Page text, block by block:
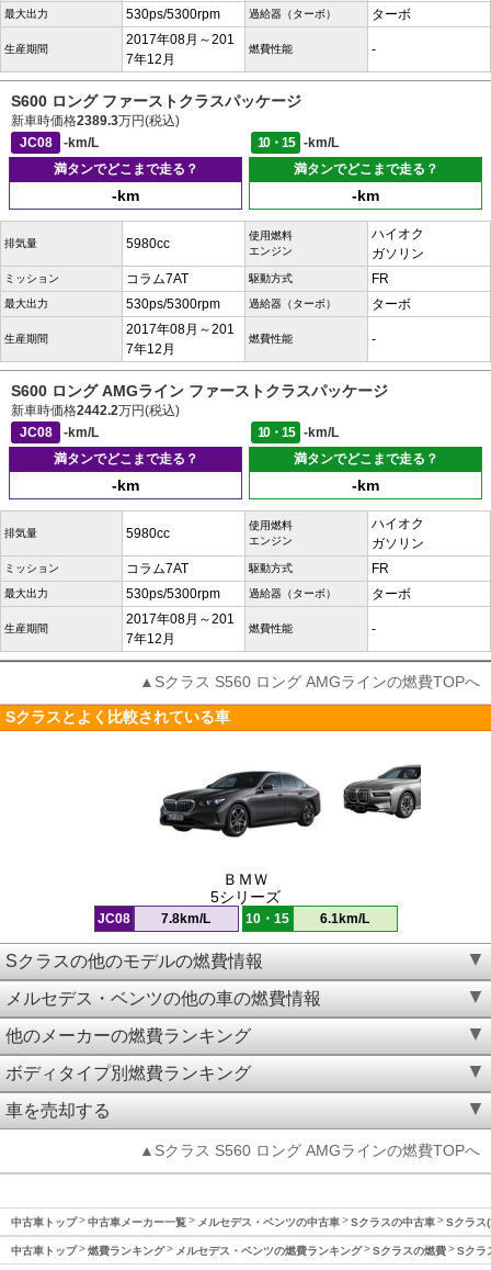
最大出力 530ps/5300rpm 過給器（ターボ） ターボ
生産期間
2017年08月～201
7年12月
燃費性能 -
S600 ロング ファーストクラスパッケージ
新車時価格2389.3万円(税込)
JC08
-km/L 10・15
-km/L
満タンでどこまで走る？
-km
満タンでどこまで走る？
-km
排気量 5980cc
使用燃料
エンジン
ハイオク
ガソリン
ミッション コラム7AT 駆動方式 FR
最大出力 530ps/5300rpm 過給器（ターボ） ターボ
生産期間
2017年08月～201
7年12月
燃費性能 -
S600 ロング AMGライン ファーストクラスパッケージ
新車時価格2442.2万円(税込)
JC08
-km/L 10・15
-km/L
満タンでどこまで走る？
-km
満タンでどこまで走る？
-km
排気量 5980cc
使用燃料
エンジン
ハイオク
ガソリン
ミッション コラム7AT 駆動方式 FR
最大出力 530ps/5300rpm 過給器（ターボ） ターボ
生産期間
2017年08月～201
7年12月
燃費性能 -
▲Sクラス S560 ロング AMGラインの燃費TOPへ
Sクラスとよく比較されている車
ＢＭＷ
5シリーズ
JC08 7.8km/L 10・15 6.1km/L
Sクラスの他のモデルの燃費情報
メルセデス・ベンツの他の車の燃費情報
他のメーカーの燃費ランキング
ボディタイプ別燃費ランキング
車を売却する
▲Sクラス S560 ロング AMGラインの燃費TOPへ
中古車トップ 中古車メーカー一覧 メルセデス・ベンツの中古車 Sクラスの中古車 Sクラス
中古車トップ 燃費ランキング メルセデス・ベンツの燃費ランキング Sクラスの燃費 Sクラ